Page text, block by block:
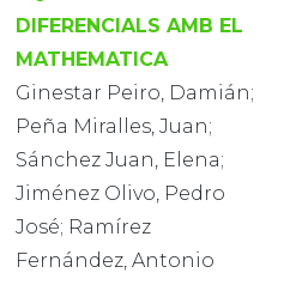
DIFERENCIALS AMB EL
MATHEMATICA
Ginestar Peiro, Damián;
Peña Miralles, Juan;
Sánchez Juan, Elena;
Jiménez Olivo, Pedro
José; Ramírez
Fernández, Antonio